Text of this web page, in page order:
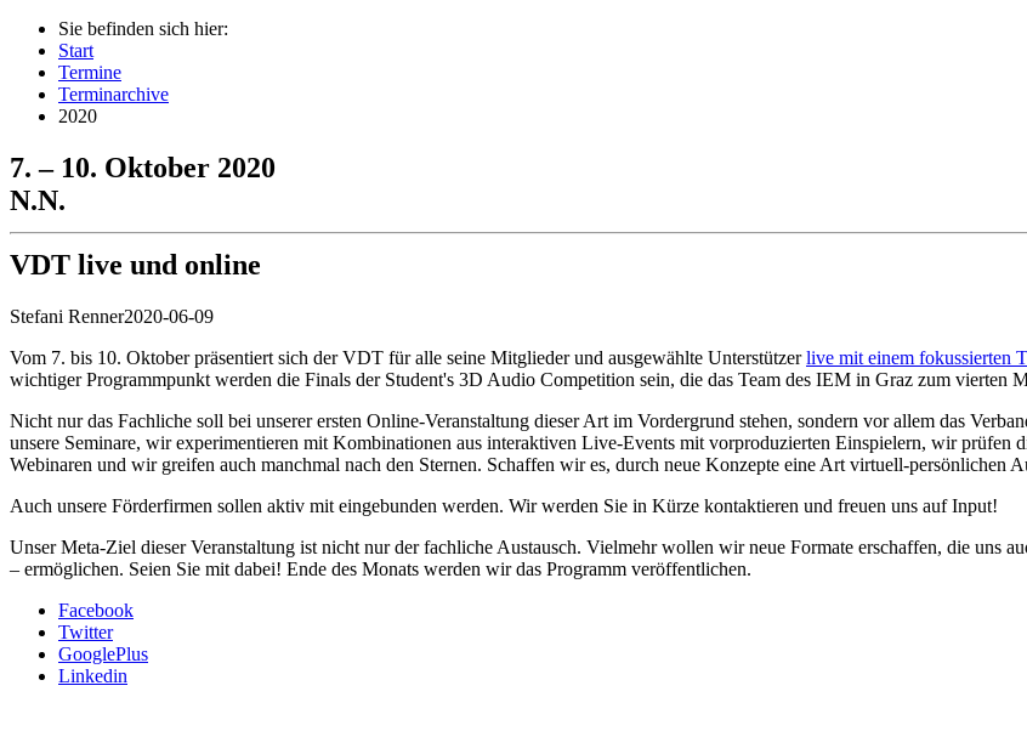
Sie befinden sich hier:
Start
Termine
Terminarchive
2020
7. – 10. Oktober 2020
N.N.
VDT live und online
Stefani Renner2020-06-09
Vom 7. bis 10. Oktober präsentiert sich der VDT für alle seine Mitglieder und ausgewählte Unterstützerlive mit einem fokussierten
wichtiger Programmpunkt werden die Finals der Student's 3D Audio Competition sein, die das Team des IEM in Graz zum vierten
Nicht nur das Fachliche soll bei unserer ersten Online-Veranstaltung dieser Art im Vordergrund stehen, sondern vor allem das
unsere Seminare, wir experimentieren mit Kombinationen aus interaktiven Live-Events mit vorproduzierten Einspielern, wir
Webinaren und wir greifen auch manchmal nach den Sternen. Schaffen wir es, durch neue Konzepte eine Art virtuell-persönlichen
Auch unsere Förderfirmen sollen aktiv mit eingebunden werden. Wir werden Sie in Kürze kontaktieren und freuen uns auf Input!
Unser Meta-Ziel dieser Veranstaltung ist nicht nur der fachliche Austausch. Vielmehr wollen wir neue Formate erschaffen, die uns
– ermöglichen. Seien Sie mit dabei! Ende des Monats werden wir das Programm veröffentlichen.
Facebook
Twitter
GooglePlus
Linkedin